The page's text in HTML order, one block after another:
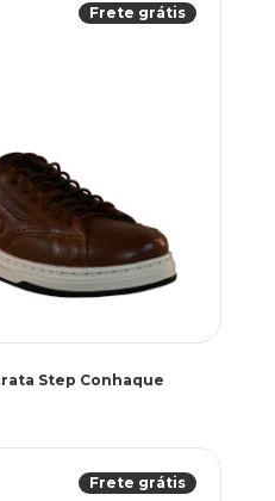
Frete grátis
Step Conhaque
Frete grátis